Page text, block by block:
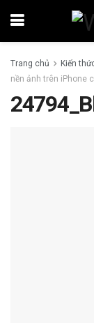
Trang chủ Kiến
nền ảnh trên iPhone